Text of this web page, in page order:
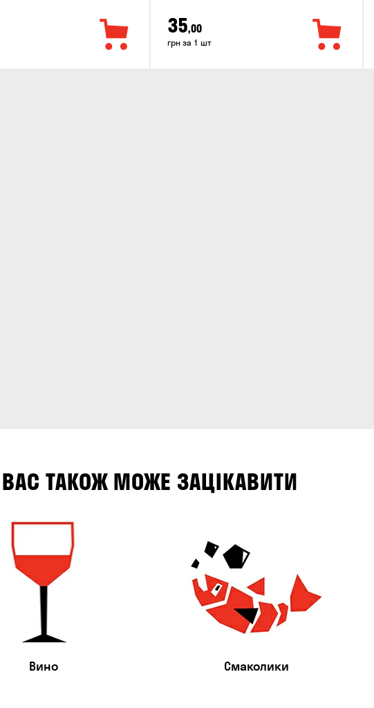
35,00
грн за 1 шт
ВАС ТАКОЖ МОЖЕ ЗАЦІКАВИТИ
Вино Смаколики